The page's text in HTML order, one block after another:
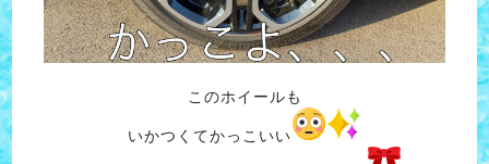
このホイールも
いかつくてかっこいい